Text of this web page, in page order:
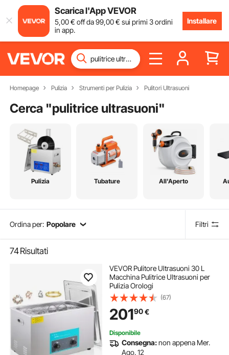
Scarica l'App VEVOR
5,00€ off da99,00€ sui primi 3 ordini
in app.
Installare
Homepage Pulizia Strumenti per Pulizia Pulitori Ultrasuoni
Cerca "pulitrice ultrasuoni"
Pulizia Tubature All'Aperto
Ordina per: Popolare Filtri
74Risultati
VEVOR Pulitore Ultrasuoni 30 L
Macchina Pulitrice Ultrasuoni per
Pulizia Orologi
(67)
20190€
Disponibile
Consegna:non appena Mer.
Ago. 12